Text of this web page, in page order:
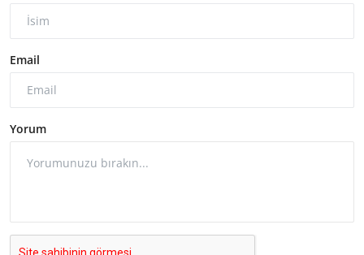
Email
Yorum